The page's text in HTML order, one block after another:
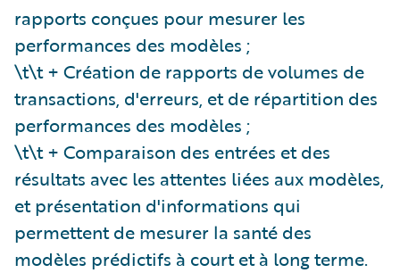
rapports conçues pour mesurer les
performances des modèles ;
\t\t + Création de rapports de volumes de
transactions, d'erreurs, et de répartition des
performances des modèles ;
\t\t + Comparaison des entrées et des
résultats avec les attentes liées aux modèles,
et présentation d'informations qui
permettent de mesurer la santé des
modèles prédictifs à court et à long terme.